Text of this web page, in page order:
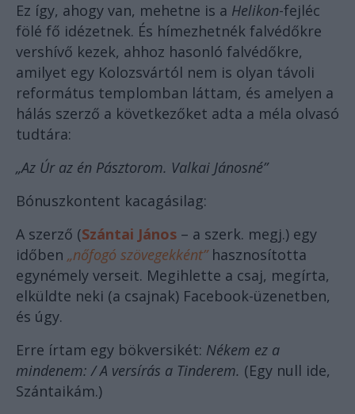
Ez így, ahogy van, mehetne is a Helikon-fejléc
fölé fő idézetnek. És hímezhetnék falvédőkre
vershívő kezek, ahhoz hasonló falvédőkre,
amilyet egy Kolozsvártól nem is olyan távoli
református templomban láttam, és amelyen a
hálás szerző a következőket adta a méla olvasó
tudtára:
„Az Úr az én Pásztorom. Valkai Jánosné”
Bónuszkontent kacagásilag:
A szerző (Szántai János – a szerk. megj.) egy
időben „nőfogó szövegekként”hasznosította
egynémely verseit. Megihlette a csaj, megírta,
elküldte neki (a csajnak) Facebook-üzenetben,
és úgy.
Erre írtam egy bökversikét: Nékem ez a
mindenem: / A versírás a Tinderem. (Egy null ide,
Szántaikám.)